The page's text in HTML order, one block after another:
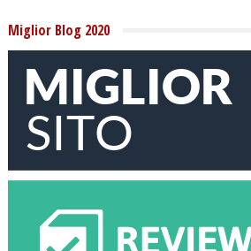
Miglior Blog 2020